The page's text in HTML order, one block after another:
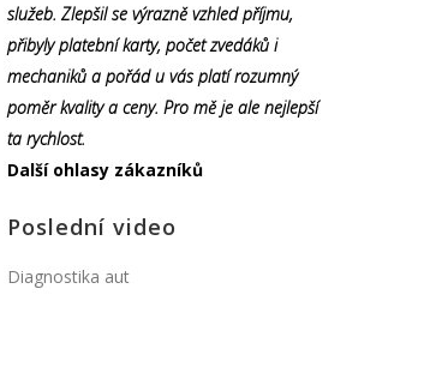
služeb. Zlepšil se výrazně vzhled příjmu,
přibyly platební karty, počet zvedáků i
mechaniků a pořád u vás platí rozumný
poměr kvality a ceny. Pro mě je ale nejlepší
ta rychlost.
Další ohlasy zákazníků
Poslední video
Diagnostika aut